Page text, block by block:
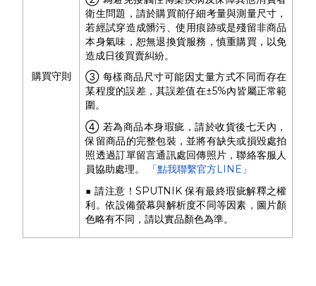
購買守則
衛生問題，請於購買前仔細考量與測量尺寸，
若經試穿造成髒污、使用痕跡或是殘留非商品
本身氣味，恕無退換貨服務，慎重購買，以免
造成日後買賣糾紛。
③ 每樣商品尺寸可能因丈量方式不同而存在
某程度的誤差，其誤差值在±5%內皆屬正常範
圍。
④ 若為商品本身瑕疵，請於收貨後七天內，
保留商品的完整包裝，並將有缺失或損毀處拍
照透過訂單留言通訊處回傳照片，聯絡客服人
員協助處理。
「點我聯繫官方LINE」
■ 請注意！SPUTNIK 保有最終瑕疵解釋之權
利。依設備螢幕與解析度不同等因素，圖片顏
色略有不同，請以實品顏色為準。